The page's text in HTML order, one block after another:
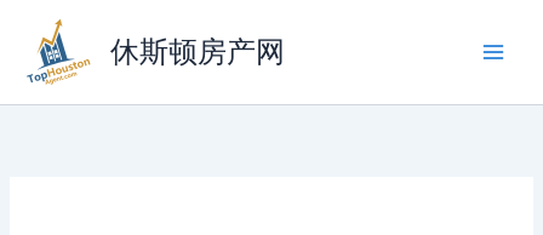
容
休斯顿房产网